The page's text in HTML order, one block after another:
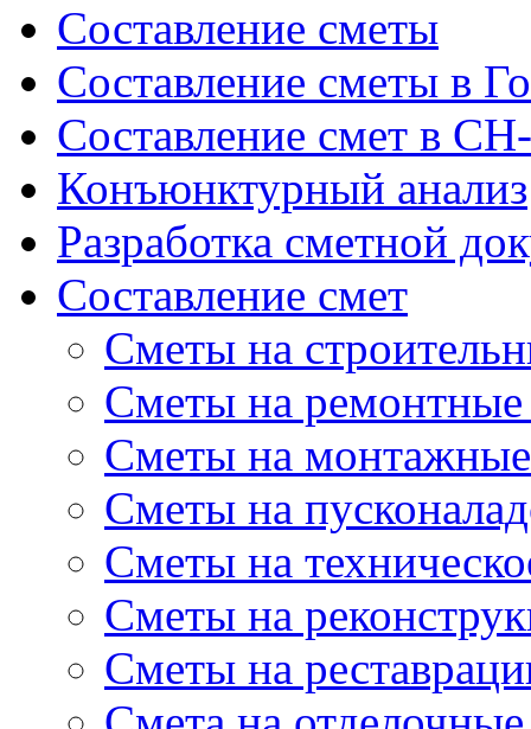
Составление сметы
Составление сметы в
Составление смет в
Конъюнктурный анализ
Разработка сметной
Составление смет
Сметы на
Сметы на ремонтные
Сметы на
Сметы на
Сметы на
Сметы на
Сметы на